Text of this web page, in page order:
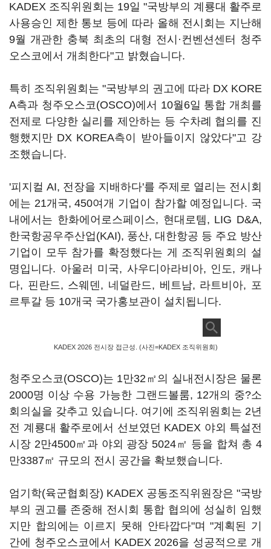
KADEX 조직위원회는 19일 "국방부의 계룡대 활주로
사용승인 제한 통보 등에 따라 올해 전시회는 지난해
9월 개관한 충북 최초의 대형 전시·컨벤션센터 청주
오스코에서 개최한다"고 밝혔습니다.
특히 조직위원회는 "국방부의 권고에 따라 DX KORE
A측과 청주오스코(OSCO)에서 10월6일 통합 개최를
전제로 다양한 실리를 제안하는 등 수차례 협의를 진
행했지만 DX KOREA측이 받아들이지 않았다"고 강
조했습니다.
'피지컬 AI, 전장을 지배하다'를 주제로 열리는 전시회
에는 21개국, 450여개 기업이 참가할 예정입니다. 국
내에서는 한화에어로스페이스, 현대로템, LIG D&A,
한국항공우주산업(KAI), 풍산, 대한항공 등 주요 방산
기업이 모두 참가를 확정했다는 게 조직위원회의 설
명입니다. 아울러 미국, 사우디아라비아, 인도, 캐나
다, 핀란드, 스웨덴, 네덜란드, 베트남, 라트비아, 포
르투갈 등 10개국 국가홍보관이 설치됩니다.
KADEX 2026 전시장 접근성. (사진=KADEX 조직위원회)
청주오스코(OSCO)는 1만32㎡의 실내전시장은 물론
2000명 이상 수용 가능한 그랜드볼룸, 12개의 중?소
회의실을 갖추고 있습니다. 여기에 조직위원회는 2년
전 계룡대 활주로에서 선보였던 KADEX 야외 특설전
시장 2만4500㎡과 야외 광장 5024㎡ 등을 합쳐 총 4
만3387㎡ 규모의 전시 공간을 확보했습니다.
엄기학(육군협회장) KADEX 공동조직위원장은 "국방
부의 권고를 존중해 전시회 통합 협의에 성실히 임했
지만 합의에는 이르지 못해 안타깝다"며 "계획된 기
간에 청주오스코에서 KADEX 2026을 성공적으로 개